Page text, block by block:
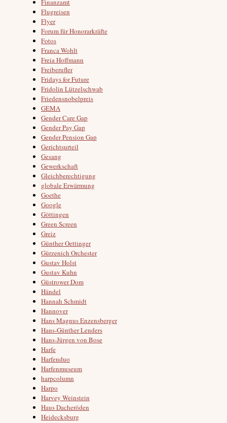
Finanzamt
Flugreisen
Flyer
Forum für Honorarkräfte
Fotos
Franca Wohlt
Freia Hoffmann
Freiberufler
Fridays for Future
Fridolin Lützelschwab
Friedensnobelpreis
GEMA
Gender Care Gap
Gender Pay Gap
Gender Pension Gap
Gerichtsurteil
Gesang
Gewerkschaft
Gleichberechtigung
globale Erwärmung
Goethe
Google
Göttingen
Green Screen
Greiz
Günther Oettinger
Gürzenich Orchester
Gustav Holst
Gustav Kuhn
Güstrower Dom
Händel
Hannah Schmidt
Hannover
Hans Magnus Enzensberger
Hans-Günther Lenders
Hans-Jürgen von Bose
Harfe
Harfenduo
Harfenmuseum
harpcolumn
Harpo
Harvey Weinstein
Haus Dacheröden
Heidecksburg